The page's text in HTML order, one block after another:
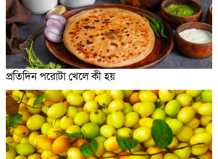
প্রতিদিন পরোটা খেলে কী হয়